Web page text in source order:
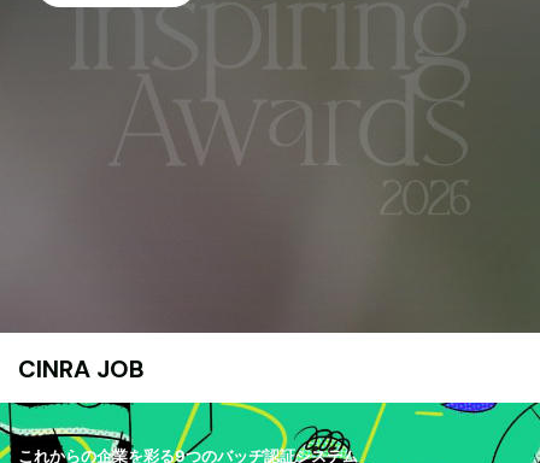
CINRA JOB
これからの企業を彩る9つのバッヂ認証システム